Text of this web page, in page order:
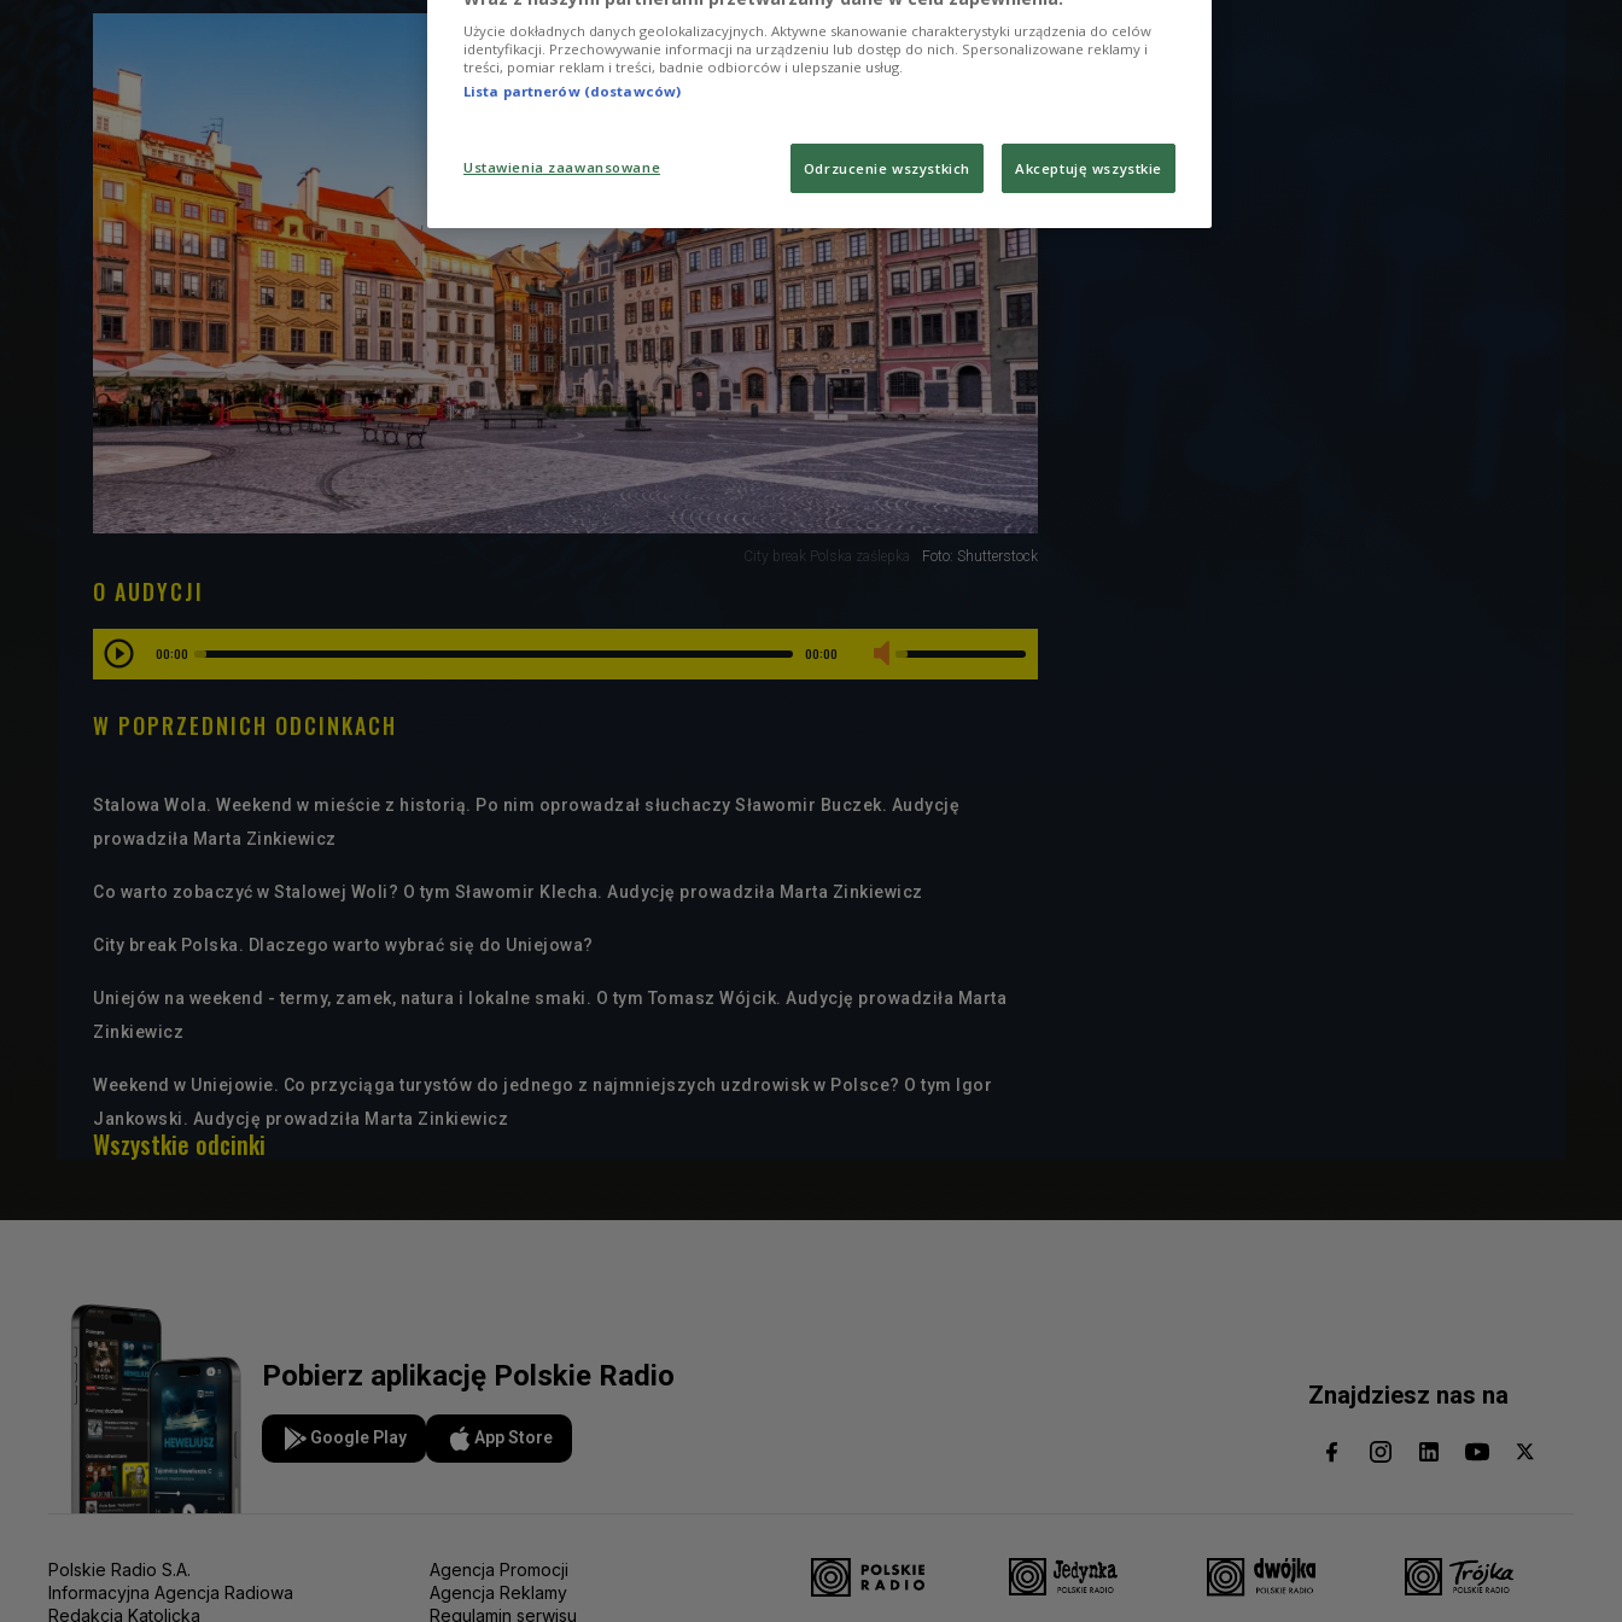
City break Polska zaślepka Foto: Shutterstock
O AUDYCJI
00:00 00:00
W POPRZEDNICH ODCINKACH
Stalowa Wola. Weekend w mieście z historią. Po nim oprowadzał słuchaczy Sławomir Buczek. Audycję
prowadziła Marta Zinkiewicz
Co warto zobaczyć w Stalowej Woli? O tym Sławomir Klecha. Audycję prowadziła Marta Zinkiewicz
City break Polska. Dlaczego warto wybrać się do Uniejowa?
Uniejów na weekend - termy, zamek, natura i lokalne smaki. O tym Tomasz Wójcik. Audycję prowadziła Marta
Zinkiewicz
Weekend w Uniejowie. Co przyciąga turystów do jednego z najmniejszych uzdrowisk w Polsce? O tym Igor
Jankowski. Audycję prowadziła Marta Zinkiewicz
Wszystkie odcinki
Pobierz aplikację Polskie Radio
Google Play App Store
Znajdziesz nas na
Polskie Radio S.A.
Informacyjna Agencja Radiowa
Redakcja Katolicka
Agencja Promocji
Agencja Reklamy
Regulamin serwisu
Użycie dokładnych danych geolokalizacyjnych. Aktywne skanowanie charakterystyki urządzenia do celów
identyfikacji. Przechowywanie informacji na urządzeniu lub dostęp do nich. Spersonalizowane reklamy i
treści, pomiar reklam i treści, badnie odbiorców i ulepszanie usług.
Lista partnerów (dostawców)
Ustawienia zaawansowane Odrzucenie wszystkich Akceptuję wszystkie